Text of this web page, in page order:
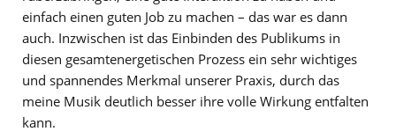
einfach einen guten Job zu machen – das war es dann
auch. Inzwischen ist das Einbinden des Publikums in
diesen gesamtenergetischen Prozess ein sehr wichtiges
und spannendes Merkmal unserer Praxis, durch das
meine Musik deutlich besser ihre volle Wirkung entfalten
kann.